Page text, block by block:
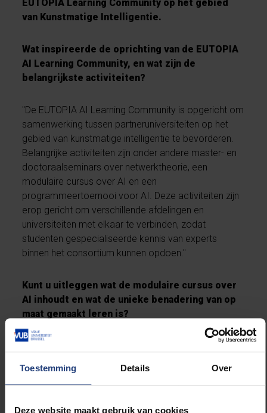
Toestemming Details Over
Deze website maakt gebruik van cookies
EUTOPIA Learning Community op het gebied
van Kunstmatige Intelligentie.
Wat inspireerde de oprichting van de EUTOPIA
AI Learning Community, en wat zijn de
belangrijkste activiteiten?
"De EUTOPIA AI Learning Community is opgericht om
samenwerking tussen partneruniversiteiten op het
gebied van kunstmatige intelligentie te bevorderen.
Belangrijke activiteiten zijn onder andere master- en
doctoraalseminars over netwerktheorie, een
modulaire cursus over AI en een
programmeertoernooi voor AI. Deze activiteiten zijn
erop gericht om verschillende afdelingen en
universiteiten met elkaar te verbinden, zodat
studenten gespecialiseerde kennis van experts
binnen het consortium kunnen opdoen."
Kunt u uitleggen wat de modulaire cursus over
AI inhoudt en wat de unieke benadering van op
maat gemaakt leren is?
"De modulaire cursus is een flexibel systeem dat is
disciplines, niet alleen computerwetenschappen.
Door experts van diverse universiteiten te betrekken,